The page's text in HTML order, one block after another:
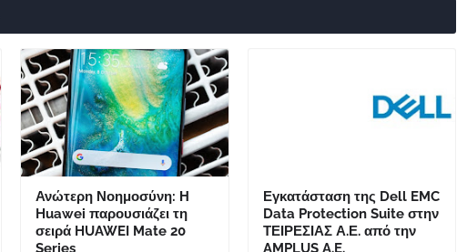
Ανώτερη Νοημοσύνη: Η
Huawei παρουσιάζει τη
σειρά HUAWEI Mate 20
Series
Εγκατάσταση της Dell EMC
Data Protection Suite στην
ΤΕΙΡΕΣΙΑΣ Α.Ε. από την
AMPLUS A.E.